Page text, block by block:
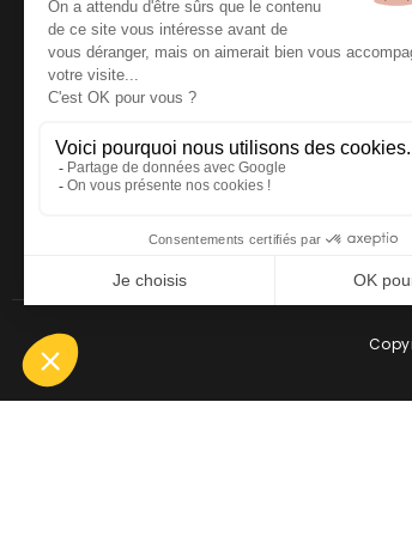
Téléphone
Email:
offroad.fr